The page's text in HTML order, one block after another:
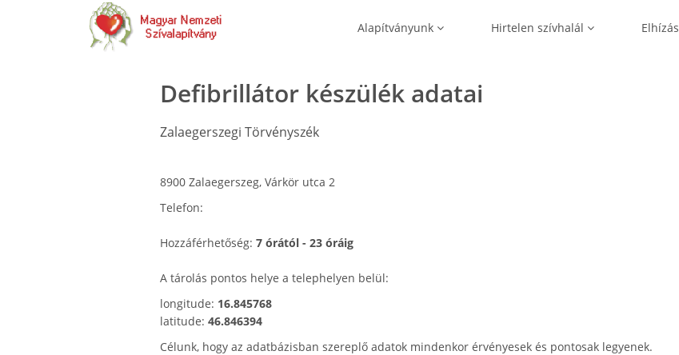
Alapítványunk Hirtelen szívhalál Elhízás
Defibrillátor készülék adatai
Zalaegerszegi Törvényszék
8900 Zalaegerszeg, Várkör utca 2
Telefon:
Hozzáférhetőség: 7 órától - 23 óráig
A tárolás pontos helye a telephelyen belül:
longitude: 16.845768
latitude: 46.846394
Célunk, hogy az adatbázisban szereplő adatok mindenkor érvényesek és pontosak legyenek.